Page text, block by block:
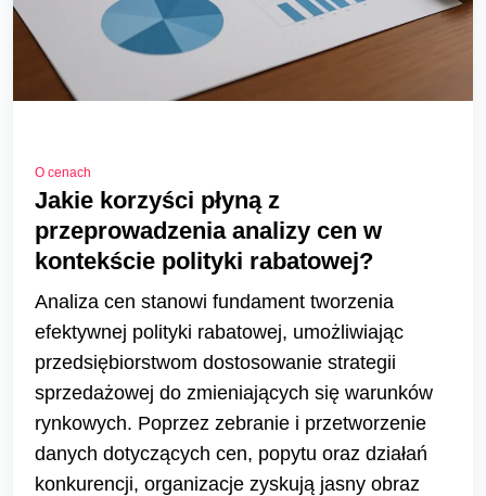
O cenach
Jakie korzyści płyną z
przeprowadzenia analizy cen w
kontekście polityki rabatowej?
Analiza cen stanowi fundament tworzenia
efektywnej polityki rabatowej, umożliwiając
przedsiębiorstwom dostosowanie strategii
sprzedażowej do zmieniających się warunków
rynkowych. Poprzez zebranie i przetworzenie
danych dotyczących cen, popytu oraz działań
konkurencji, organizacje zyskują jasny obraz